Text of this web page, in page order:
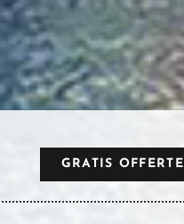
GRATIS OFFERTE